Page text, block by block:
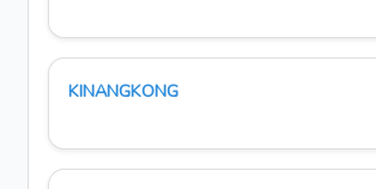
KINANGKONG